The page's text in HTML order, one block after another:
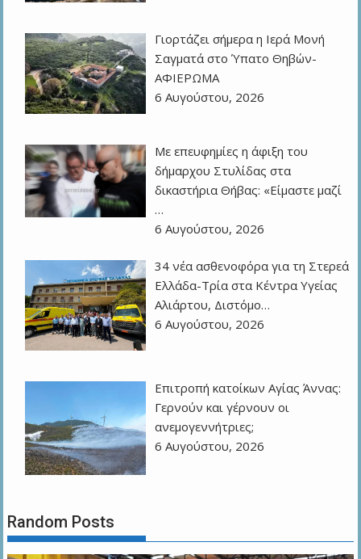
Γιορτάζει σήμερα η Ιερά Μονή
Σαγματά στο Ύπατο Θηβών-
ΑΦΙΕΡΩΜΑ
6 Αυγούστου, 2026
Με επευφημίες η άφιξη του
δήμαρχου Στυλίδας στα
δικαστήρια Θήβας: «Είμαστε μαζί
…
6 Αυγούστου, 2026
34 νέα ασθενοφόρα για τη Στερεά
Ελλάδα-Τρία στα Κέντρα Υγείας
Αλιάρτου, Διστόμο…
6 Αυγούστου, 2026
Επιτροπή κατοίκων Αγίας Άννας:
Γερνούν και γέρνουν οι
ανεμογεννήτριες;
6 Αυγούστου, 2026
Random Posts